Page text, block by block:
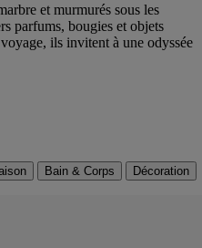
et murmurés sous les
parfums, bougies et objets
ils invitent à une odyssée
Bain & Corps Décoration